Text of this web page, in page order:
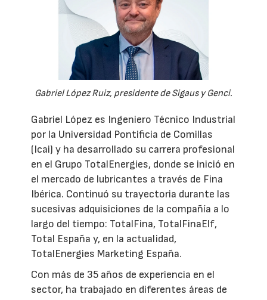
Gabriel López Ruiz, presidente de Sigaus y Genci.
Gabriel López es Ingeniero Técnico Industrial
por la Universidad Pontificia de Comillas
(Icai) y ha desarrollado su carrera profesional
en el Grupo TotalEnergies, donde se inició en
el mercado de lubricantes a través de Fina
Ibérica. Continuó su trayectoria durante las
sucesivas adquisiciones de la compañía a lo
largo del tiempo: TotalFina, TotalFinaElf,
Total España y, en la actualidad,
TotalEnergies Marketing España.
Con más de 35 años de experiencia en el
sector, ha trabajado en diferentes áreas de